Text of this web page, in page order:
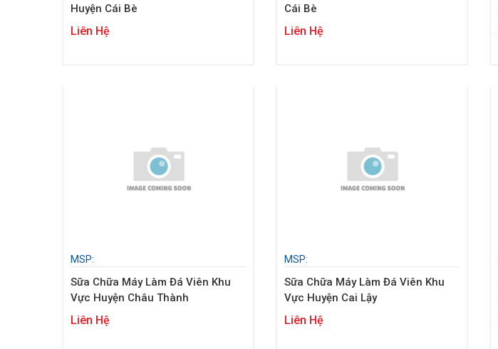
Huyện Cái Bè
Liên Hệ
Cái Bè
Liên Hệ
MSP:
Sữa Chữa Máy Làm Đá Viên Khu
Vực Huyện Châu Thành
Liên Hệ
MSP:
Sữa Chữa Máy Làm Đá Viên Khu
Vực Huyện Cai Lậy
Liên Hệ